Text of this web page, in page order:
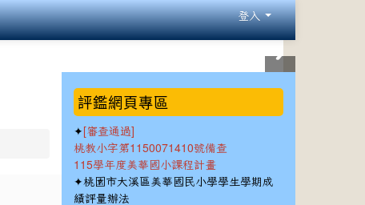
登入
::: 評鑑網頁專區
✦ [審查通過]
桃教小字第1150071410號備查
115學年度美華國小課程計畫
✦桃園市大溪區美華國民小學學生學期成
績評量辦法